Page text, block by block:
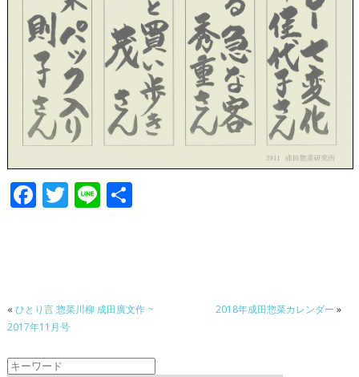
F
o
o
k
T Li 共
« ひとり言 惣菜川柳 成田廣文作 ~
2017年11月号
2018年成田惣菜カレンダー »